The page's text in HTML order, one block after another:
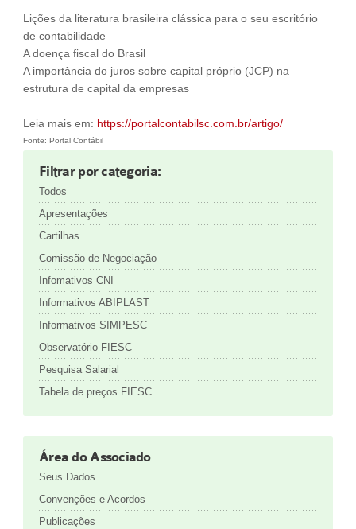
Lições da literatura brasileira clássica para o seu escritório
de contabilidade
A doença fiscal do Brasil
A importância do juros sobre capital próprio (JCP) na
estrutura de capital da empresas
Leia mais em: https://portalcontabilsc.com.br/artigo/
Fonte: Portal Contábil
Filtrar por categoria:
Todos
Apresentações
Cartilhas
Comissão de Negociação
Infomativos CNI
Informativos ABIPLAST
Informativos SIMPESC
Observatório FIESC
Pesquisa Salarial
Tabela de preços FIESC
Área do Associado
Seus Dados
Convenções e Acordos
Publicações